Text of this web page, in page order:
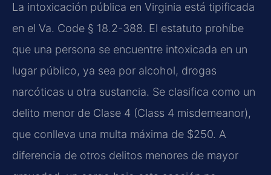
La intoxicación pública en Virginia está tipificada
en el Va. Code § 18.2-388. El estatuto prohíbe
que una persona se encuentre intoxicada en un
lugar público, ya sea por alcohol, drogas
narcóticas u otra sustancia. Se clasifica como un
delito menor de Clase 4 (Class 4 misdemeanor),
que conlleva una multa máxima de $250. A
diferencia de otros delitos menores de mayor